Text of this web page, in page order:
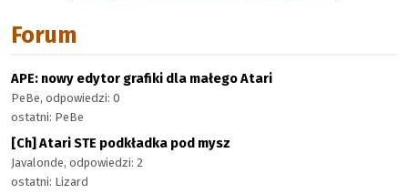
Forum
APE: nowy edytor grafiki dla małego Atari
PeBe, odpowiedzi: 0
ostatni: PeBe
[Ch] Atari STE podkładka pod mysz
Javalonde, odpowiedzi: 2
ostatni: Lizard